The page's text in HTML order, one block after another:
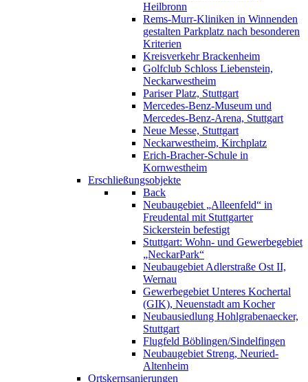
Heilbronn
Rems-Murr-Kliniken in Winnenden
gestalten Parkplatz nach besonderen
Kriterien
Kreisverkehr Brackenheim
Golfclub Schloss Liebenstein,
Neckarwestheim
Pariser Platz, Stuttgart
Mercedes-Benz-Museum und
Mercedes-Benz-Arena, Stuttgart
Neue Messe, Stuttgart
Neckarwestheim, Kirchplatz
Erich-Bracher-Schule in
Kornwestheim
Erschließungsobjekte
Back
Neubaugebiet „Alleenfeld“ in
Freudental mit Stuttgarter
Sickerstein befestigt
Stuttgart: Wohn- und Gewerbegebiet
„NeckarPark“
Neubaugebiet Adlerstraße Ost II,
Wernau
Gewerbegebiet Unteres Kochertal
(GIK), Neuenstadt am Kocher
Neubausiedlung Hohlgrabenaecker,
Stuttgart
Flugfeld Böblingen/Sindelfingen
Neubaugebiet Streng, Neuried-
Altenheim
Ortskernsanierungen